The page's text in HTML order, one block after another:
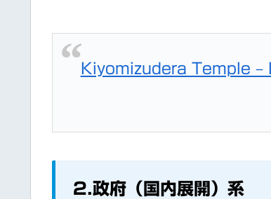
Kiyomizudera Temple –
2.政府（国内展開）系